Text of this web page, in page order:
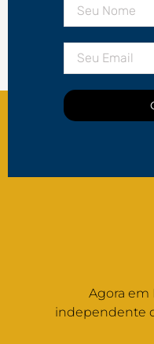
Agora em
independente